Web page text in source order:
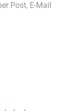
Post, E-Mail